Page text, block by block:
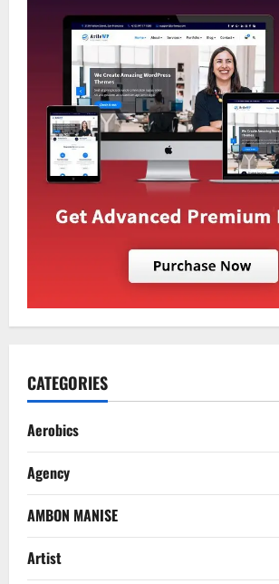
CATEGORIES
Aerobics
Agency
AMBON MANISE
Artist